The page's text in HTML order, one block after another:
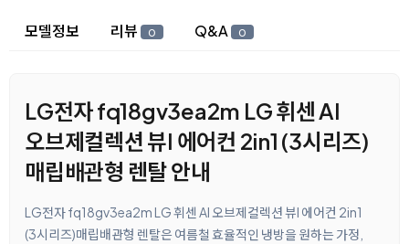
상세 정보
모델정보 리뷰 0 Q&A 0
LG전자 fq18gv3ea2m LG 휘센 AI
오브제컬렉션 뷰I 에어컨 2in1 (3시리즈)
매립배관형 렌탈 안내
LG전자 fq18gv3ea2m LG 휘센 AI 오브제컬렉션 뷰I 에어컨 2in1
(3시리즈)매립배관형 렌탈은 여름철 효율적인 냉방을 원하는 가정,